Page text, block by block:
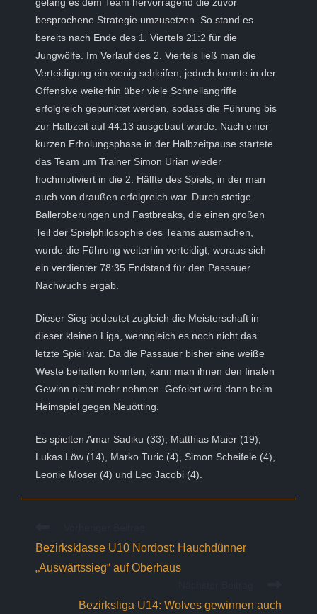
besprochene Strategie umzusetzen. So stand es
bereits nach Ende des 1. Viertels 21:2 für die
Jungwölfe. Im Verlauf des 2. Viertels ließ man die
Verteidigung ein wenig schleifen, jedoch konnte in der
Offensive weiterhin über viele Schnellangriffe
erfolgreich gepunktet werden, sodass die Führung bis
zur Halbzeit auf 44:13 ausgebaut wurde. Nach einer
kurzen Erholungsphase in der Halbzeitpause startete
das Team um Trainer Simon Urian wieder
hochmotiviert in die 2. Hälfte des Spiels, in der man
auch von draußen erfolgreich war. Durch stetige
Balleroberungen und Fastbreaks, die einen großen
Teil der Spielphilosophie des Teams ausmachen,
wurde die Führung weiterhin verteidigt, woraus sich
ein verdienter 78:35 Endstand für den Passauer
Nachwuchs ergab.
Dieser Sieg bedeutet zugleich die Meisterschaft in
dieser kleinen Liga, wenngleich es noch nicht das
letzte Spiel war. Da die Passauer bisher eine weiße
Weste behalten konnten, kann man ihnen den finalen
Gewinn nicht mehr nehmen. Gefeiert wird dann beim
Heimspiel gegen Neuötting.
Es spielten Amar Sadiku (33), Matthias Maier (19),
Lukas Löw (14), Marko Turic (4), Simon Scheifele (4),
Leonie Moser (4) und Leo Jacobi (4).
ansehen
Bezirksklasse U10 Nordost: Hauchdünner
„Auswärtssieg“ auf Oberhaus
Bezirksliga U14: Wolves gewinnen auch